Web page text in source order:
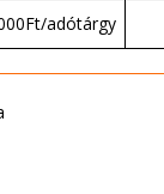
adótárgy